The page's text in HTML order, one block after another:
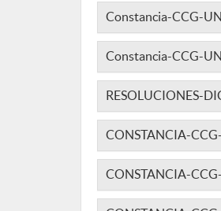
Constancia-CCG-
Constancia-CCG-
RESOLUCIONES-
CONSTANCIA-
CONSTANCIA-